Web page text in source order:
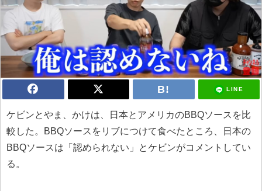
LINE
ケビンとやま、かけは、日本とアメリカのBBQソースを比
較した。BBQソースをリブにつけて食べたところ、日本の
BBQソースは「認められない」とケビンがコメントしてい
る。